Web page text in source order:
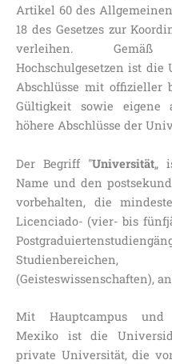
Artikel 60 des
18 des Gesetzes zur
verleihen.
Hochschulgesetzen ist die
Abschlüsse mit offizieller
Gültigkeit sowie eigene
höhere Abschlüsse der
Der Begriff "Universität„
Name und den
vorbehalten, die
Licenciado- (vier- bis
(Geisteswissenschaften),
Mit Hauptcampus und
Mexiko ist die
private Universität, die